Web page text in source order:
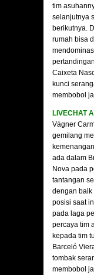
tim
selanjutnya
berikutnya.
rumah bisa
Caixeta
kunci
membobol
LIVECHAT
Vágner
gemilang
ada dalam
Nova pada
tantangan
dengan baik
posisi saat
pada laga
percaya tim
kepada tim
Barceló
tombak
membobol